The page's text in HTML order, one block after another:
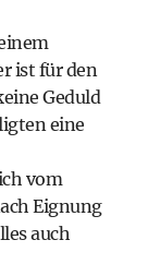
ist für den
Geduld
eine
vom
Eignung
auch